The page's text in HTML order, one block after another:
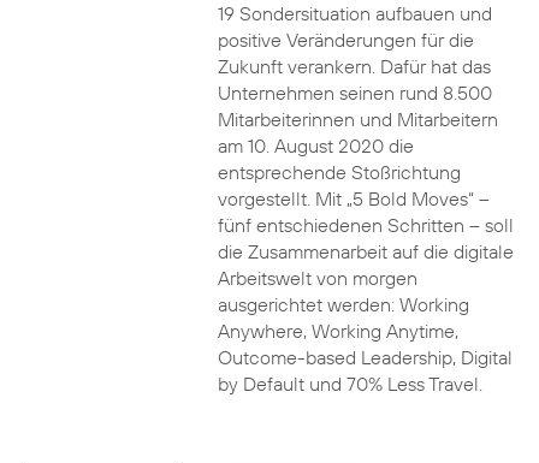
19 Sondersituation aufbauen und
positive Veränderungen für die
Zukunft verankern. Dafür hat das
Unternehmen seinen rund 8.500
Mitarbeiterinnen und Mitarbeitern
am 10. August 2020 die
entsprechende Stoßrichtung
vorgestellt. Mit „5 Bold Moves“ –
fünf entschiedenen Schritten – soll
die Zusammenarbeit auf die digitale
Arbeitswelt von morgen
ausgerichtet werden: Working
Anywhere, Working Anytime,
Outcome-based Leadership, Digital
by Default und 70% Less Travel.